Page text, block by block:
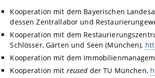
Kooperation mit dem Bayerischen
dessen Zentrallabor und
Kooperation mit dem
Schlösser, Gärten und Seen (München),
Kooperation mit dem
Kooperation mit reusedder TU München,